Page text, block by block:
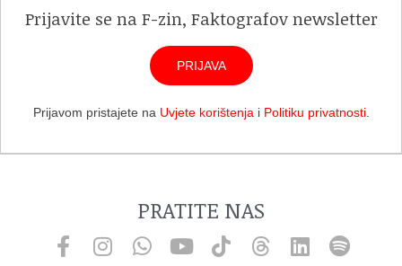
Prijavite se na F-zin, Faktografov newsletter
PRIJAVA
Prijavom pristajete na Uvjete korištenja i Politiku privatnosti.
PRATITE NAS